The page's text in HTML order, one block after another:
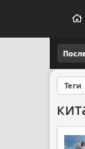
Теги